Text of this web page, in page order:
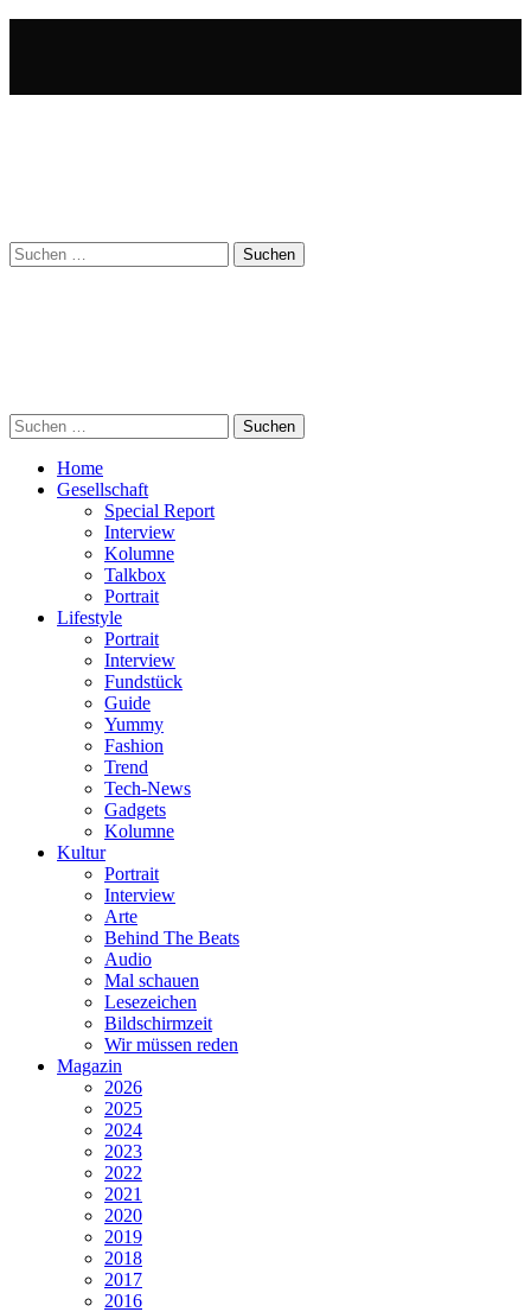
Suchen
nach:
Suchen
nach:
Home
Gesellschaft
Special Report
Interview
Kolumne
Talkbox
Portrait
Lifestyle
Portrait
Interview
Fundstück
Guide
Yummy
Fashion
Trend
Tech-News
Gadgets
Kolumne
Kultur
Portrait
Interview
Arte
Behind The Beats
Audio
Mal schauen
Lesezeichen
Bildschirmzeit
Wir müssen reden
Magazin
2026
2025
2024
2023
2022
2021
2020
2019
2018
2017
2016